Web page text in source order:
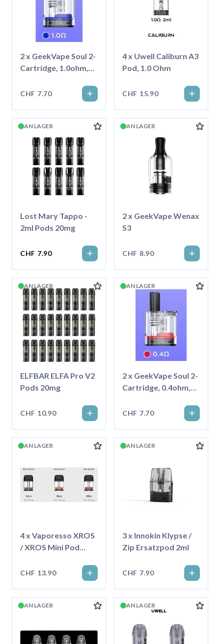
2 x GeekVape Soul 2-
Cartridge, 1.0ohm,
CHF 7.70
4 x Uwell Caliburn A3
Pod, 1.0 Ohm
CHF 15.90
AN LAGER
Lost Mary Tappo -
2ml Pods 20mg
CHF 7.90
AN LAGER
2 x GeekVape Wenax
S3
CHF 8.90
AN LAGER
ELFBAR ELFA Pro V2
Pods 20mg
CHF 10.90
AN LAGER
2 x GeekVape Soul 2-
Cartridge, 0.4ohm,
CHF 7.70
AN LAGER
4 x Vaporesso XROS
/ XROS Mini Pod
CHF 13.90
AN LAGER
3 x Innokin Klypse /
Zip Ersatzpod 2ml
CHF 7.90
AN LAGER AN LAGER